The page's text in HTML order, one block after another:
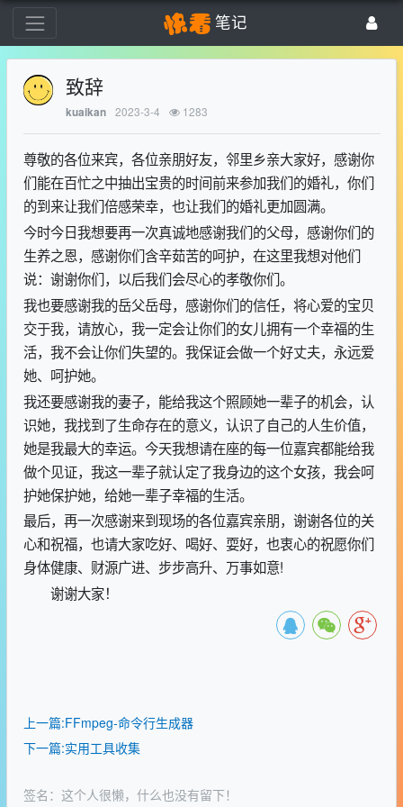
笔记
致辞
kuaikan 2023-3-4 1283
尊敬的各位来宾，各位亲朋好友，邻里乡亲大家好，感谢你
们能在百忙之中抽出宝贵的时间前来参加我们的婚礼，你们
的到来让我们倍感荣幸，也让我们的婚礼更加圆满。
今时今日我想要再一次真诚地感谢我们的父母，感谢你们的
生养之恩，感谢你们含辛茹苦的呵护，在这里我想对他们
说：谢谢你们，以后我们会尽心的孝敬你们。
我也要感谢我的岳父岳母，感谢你们的信任，将心爱的宝贝
交于我，请放心，我一定会让你们的女儿拥有一个幸福的生
活，我不会让你们失望的。我保证会做一个好丈夫，永远爱
她、呵护她。
我还要感谢我的妻子，能给我这个照顾她一辈子的机会，认
识她，我找到了生命存在的意义，认识了自己的人生价值，
她是我最大的幸运。今天我想请在座的每一位嘉宾都能给我
做个见证，我这一辈子就认定了我身边的这个女孩，我会呵
护她保护她，给她一辈子幸福的生活。
最后，再一次感谢来到现场的各位嘉宾亲朋，谢谢各位的关
心和祝福，也请大家吃好、喝好、耍好，也衷心的祝愿你们
身体健康、财源广进、步步高升、万事如意!
谢谢大家！
上一篇:FFmpeg-命令行生成器
下一篇:实用工具收集
签名：这个人很懒，什么也没有留下！